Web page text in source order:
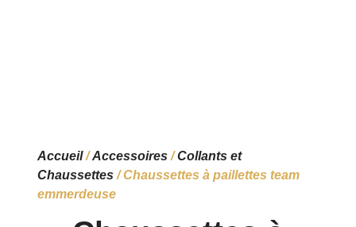
Accueil/Accessoires/Collants et
Chaussettes/ Chaussettes à paillettes team
emmerdeuse